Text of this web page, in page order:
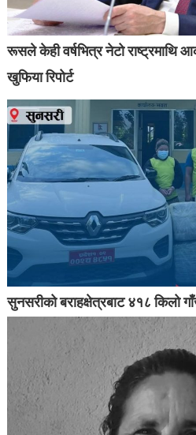
रूसले केही वर्षभित्र नेटो राष्ट्रमाथि
खुफिया रिपोर्ट
सुनसरीको बराहक्षेत्रबाट ४१८ किलो